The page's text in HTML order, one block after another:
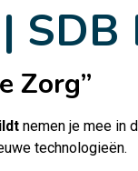
Zorg”
nemen je mee in
technologieën.